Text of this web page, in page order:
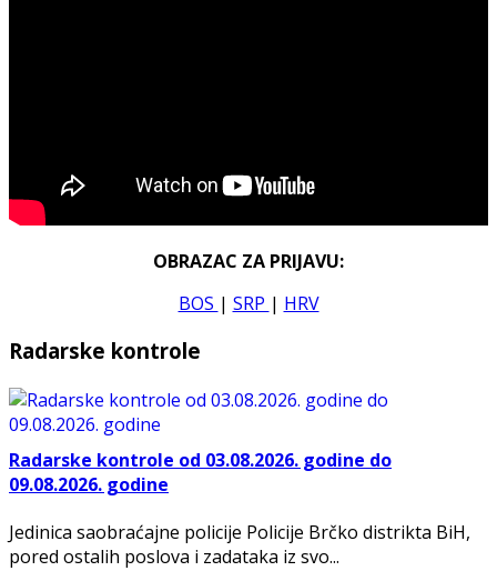
OBRAZAC ZA PRIJAVU:
BOS | SRP | HRV
Radarske kontrole
Radarske kontrole od 03.08.2026. godine do
09.08.2026. godine
Jedinica saobraćajne policije Policije Brčko distrikta BiH,
pored ostalih poslova i zadataka iz svo...